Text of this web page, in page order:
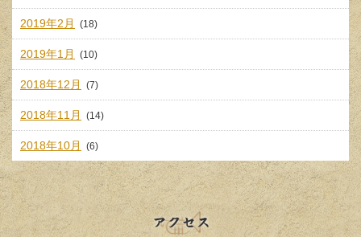
2019年2月 (18)
2019年1月 (10)
2018年12月 (7)
2018年11月 (14)
2018年10月 (6)
アクセス